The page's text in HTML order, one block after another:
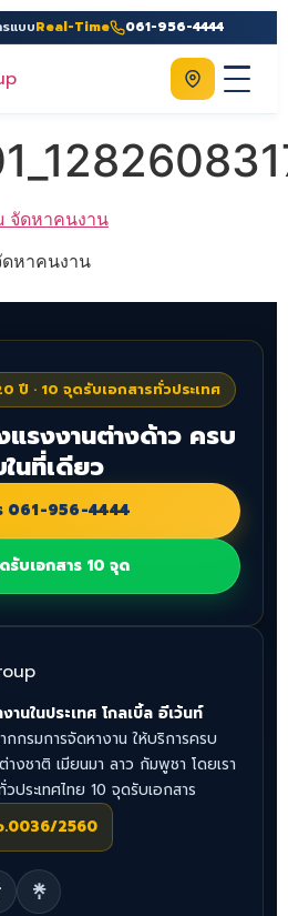
แบบReal-Time 061-956-4444
ติดต่อเรา
ดหาคนงาน
ปี · 10 จุดรับเอกสารทั่วประเทศ
รงงานต่างด้าว ครบ
นที่เดียว
061-956-4444
รับเอกสาร 10 จุด
านในประเทศ โกลเบิ้ล อีเว้นท์
กรมการจัดหางาน ให้บริการครบ
งชาติ เมียนมา ลาว กัมพูชา โดยเรา
ประเทศไทย 10 จุดรับเอกสาร
.0036/2560